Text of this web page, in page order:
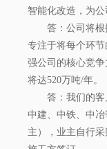
智能化改造，为公
答：公司将根
专注于将每个环
强公司的核心竞
将达520万吨/年。
答：我们的客
中建、中铁、中
主），业主自行